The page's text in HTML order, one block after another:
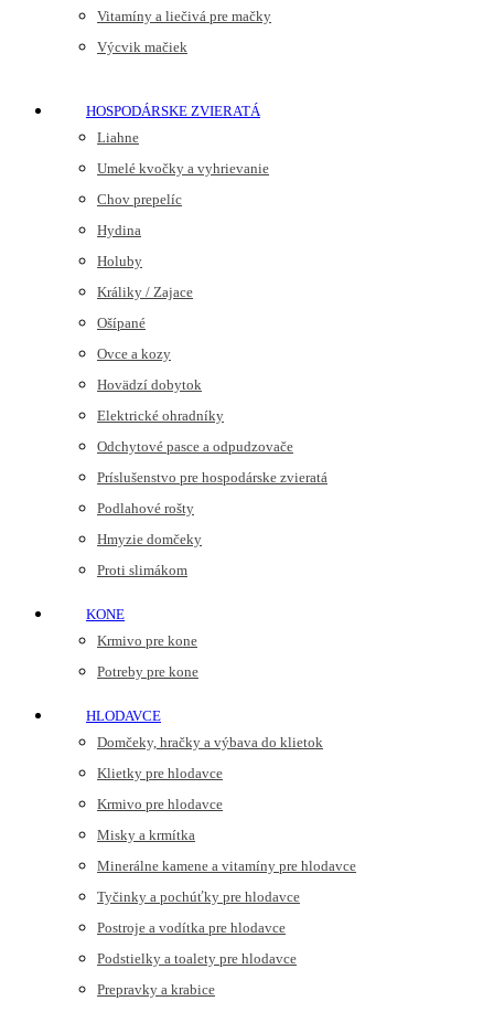
Vitamíny a liečivá pre mačky
Výcvik mačiek
HOSPODÁRSKE ZVIERATÁ
Liahne
Umelé kvočky a vyhrievanie
Chov prepelíc
Hydina
Holuby
Králiky / Zajace
Ošípané
Ovce a kozy
Hovädzí dobytok
Elektrické ohradníky
Odchytové pasce a odpudzovače
Príslušenstvo pre hospodárske zvieratá
Podlahové rošty
Hmyzie domčeky
Proti slimákom
KONE
Krmivo pre kone
Potreby pre kone
HLODAVCE
Domčeky, hračky a výbava do klietok
Klietky pre hlodavce
Krmivo pre hlodavce
Misky a krmítka
Minerálne kamene a vitamíny pre hlodavce
Tyčinky a pochúťky pre hlodavce
Postroje a vodítka pre hlodavce
Podstielky a toalety pre hlodavce
Prepravky a krabice